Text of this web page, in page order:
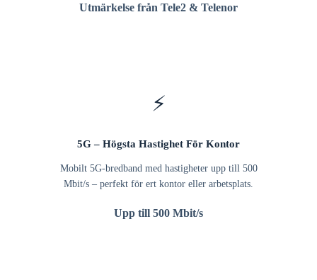
Utmärkelse från Tele2 & Telenor
⚡
5G – Högsta Hastighet För Kontor
Mobilt 5G-bredband med hastigheter upp till 500
Mbit/s – perfekt för ert kontor eller arbetsplats.
Upp till 500 Mbit/s